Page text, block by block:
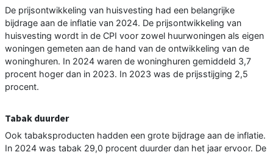
De prijsontwikkeling van huisvesting had een belangrijke
bijdrage aan de inflatie van 2024. De prijsontwikkeling van
huisvesting wordt in de CPI voor zowel huurwoningen als eigen
woningen gemeten aan de hand van de ontwikkeling van de
woninghuren. In 2024 waren de woninghuren gemiddeld 3,7
procent hoger dan in 2023. In 2023 was de prijsstijging 2,5
procent.
Tabak duurder
Ook tabaksproducten hadden een grote bijdrage aan de inflatie.
In 2024 was tabak 29,0 procent duurder dan het jaar ervoor. De